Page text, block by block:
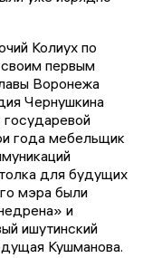
Колиух по
первым
Воронежа
Чернушкина
года мебельщик
для будущих
мэра были
и
ишутинский
Кушманова.